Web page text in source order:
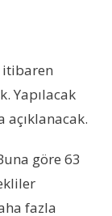
itibaren
Yapılacak
açıklanacak.
göre 63
fazla